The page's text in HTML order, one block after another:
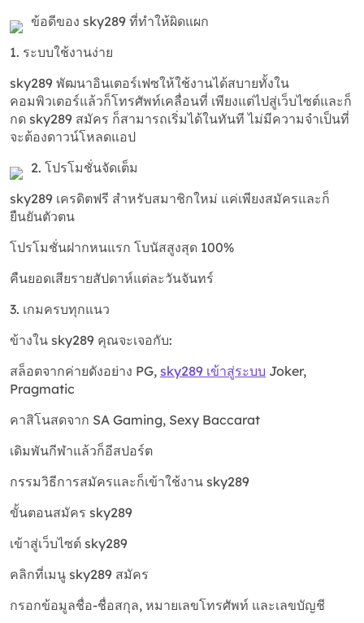
ข้อดีของ sky289 ที่ทำให้ผิดแผก
1. ระบบใช้งานง่าย
sky289 พัฒนาอินเตอร์เฟซให้ใช้งานได้สบายทั้งใน
คอมพิวเตอร์แล้วก็โทรศัพท์เคลื่อนที่ เพียงแต่ไปสู่เว็บไซต์และก็
กด sky289 สมัคร ก็สามารถเริ่มได้ในทันที ไม่มีความจำเป็นที่
จะต้องดาวน์โหลดแอป
2. โปรโมชั่นจัดเต็ม
sky289 เครดิตฟรี สำหรับสมาชิกใหม่ แค่เพียงสมัครและก็
ยืนยันตัวตน
โปรโมชั่นฝากหนแรก โบนัสสูงสุด 100%
คืนยอดเสียรายสัปดาห์แต่ละวันจันทร์
3. เกมครบทุกแนว
ข้างใน sky289 คุณจะเจอกับ:
สล็อตจากค่ายดังอย่าง PG, sky289 เข้าสู่ระบบ Joker,
Pragmatic
คาสิโนสดจาก SA Gaming, Sexy Baccarat
เดิมพันกีฬาแล้วก็อีสปอร์ต
กรรมวิธีการสมัครและก็เข้าใช้งาน sky289
ขั้นตอนสมัคร sky289
เข้าสู่เว็บไซต์ sky289
คลิกที่เมนู sky289 สมัคร
กรอกข้อมูลชื่อ-ชื่อสกุล, หมายเลขโทรศัพท์ และเลขบัญชี